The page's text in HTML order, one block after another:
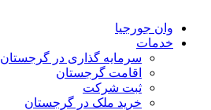
وان جورجیا
خدمات
سرمایه گذاری در گرجستان
اقامت گرجستان
ثبت شرکت
خرید ملک در گرجستان